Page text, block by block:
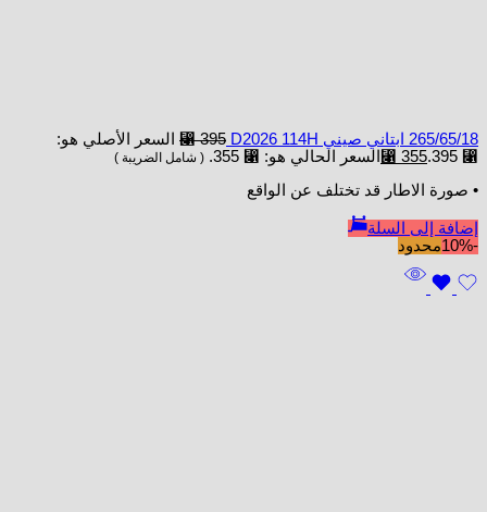
265/65/18 ابتاني صيني D2026 114H ⃁395
السعر الأصلي هو:
⃁ 395.
⃁ 355 السعر الحالي هو: ⃁ 355. ( شامل الضريبة )
• صورة الاطار قد تختلف عن الواقع
إضافة إلى السلة
-10%
محدود